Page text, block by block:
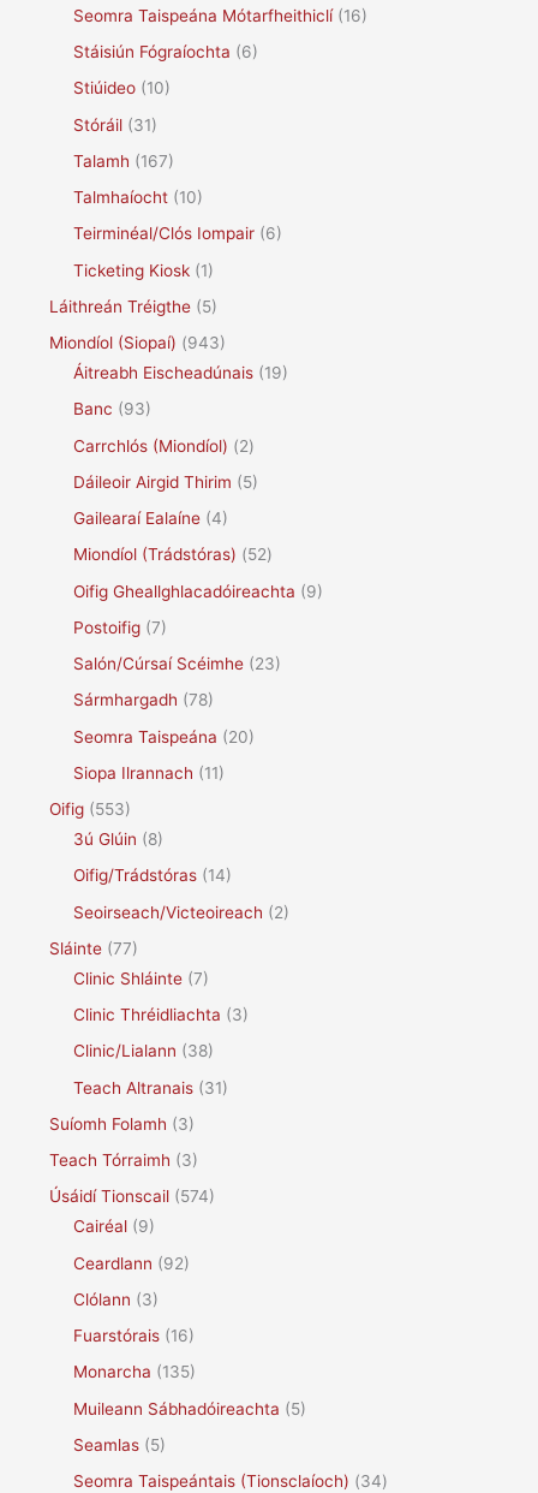
Seomra Taispeána Mótarfheithiclí(16)
Stáisiún Fógraíochta (6)
Stiúideo (10)
Stóráil (31)
Talamh (167)
Talmhaíocht (10)
Teirminéal/Clós Iompair (6)
Ticketing Kiosk (1)
Láithreán Tréigthe (5)
Miondíol (Siopaí) (943)
Áitreabh Eischeadúnais (19)
Banc (93)
Carrchlós (Miondíol) (2)
Dáileoir Airgid Thirim (5)
Gailearaí Ealaíne (4)
Miondíol (Trádstóras) (52)
Oifig Gheallghlacadóireachta (9)
Postoifig (7)
Salón/Cúrsaí Scéimhe (23)
Sármhargadh (78)
Seomra Taispeána (20)
Siopa Ilrannach (11)
Oifig (553)
3ú Glúin (8)
Oifig/Trádstóras (14)
Seoirseach/Victeoireach (2)
Sláinte (77)
Clinic Shláinte (7)
Clinic Thréidliachta (3)
Clinic/Lialann (38)
Teach Altranais (31)
Suíomh Folamh (3)
Teach Tórraimh (3)
Úsáidí Tionscail (574)
Cairéal (9)
Ceardlann (92)
Clólann (3)
Fuarstórais (16)
Monarcha (135)
Muileann Sábhadóireachta (5)
Seamlas (5)
Seomra Taispeántais (Tionsclaíoch) (34)